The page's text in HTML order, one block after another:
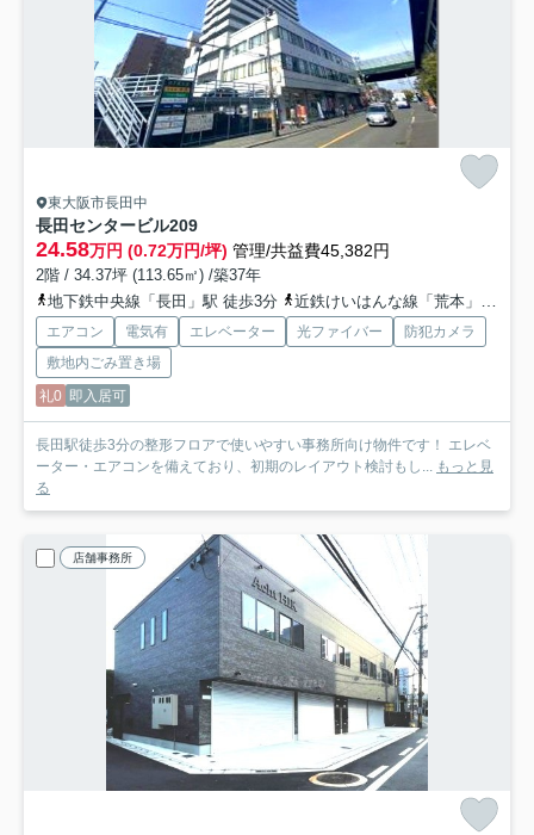
東大阪市長田中
長田センタービル209
24.58万円 (0.72万円/坪) 管理/共益費45,382円
2階 / 34.37坪 (113.65㎡) /築37年
地下鉄中央線「長田」駅 徒歩3分
近鉄けいはんな線「荒本」駅 徒歩16分
エアコン 電気有 エレベーター 光ファイバー
防犯カメラ
敷地内ごみ置き場
礼0 即入居可
長田駅徒歩3分の整形フロアで使いやすい事務所向け物件です！ エレベ
ーター・エアコンを備えており、初期のレイアウト検討もし...
もっと見
る
店舗事務所